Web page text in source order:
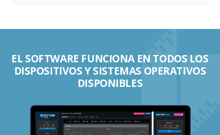
EL SOFTWARE FUNCIONA EN TODOS LOS
DISPOSITIVOS Y SISTEMAS OPERATIVOS
DISPONIBLES